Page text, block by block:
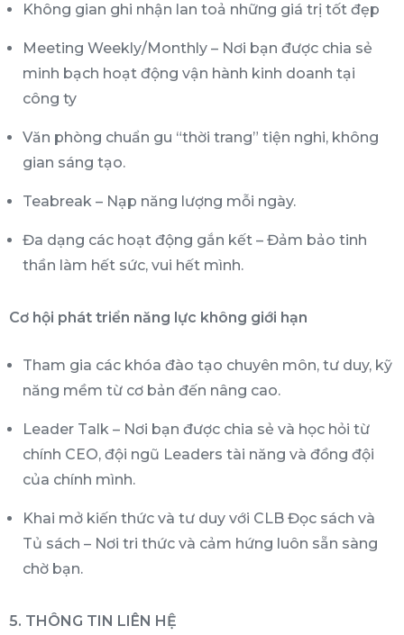
Không gian ghi nhận lan toả những giá trị tốt đẹp
Meeting Weekly/Monthly – Nơi bạn được chia sẻ
minh bạch hoạt động vận hành kinh doanh tại
công ty
Văn phòng chuẩn gu “thời trang” tiện nghi, không
gian sáng tạo.
Teabreak – Nạp năng lượng mỗi ngày.
Đa dạng các hoạt động gắn kết – Đảm bảo tinh
thần làm hết sức, vui hết mình.
Cơ hội phát triển năng lực không giới hạn
Tham gia các khóa đào tạo chuyên môn, tư duy, kỹ
năng mềm từ cơ bản đến nâng cao.
Leader Talk – Nơi bạn được chia sẻ và học hỏi từ
chính CEO, đội ngũ Leaders tài năng và đồng đội
của chính mình.
Khai mở kiến thức và tư duy với CLB Đọc sách và
Tủ sách – Nơi tri thức và cảm hứng luôn sẵn sàng
chờ bạn.
5. THÔNG TIN LIÊN HỆ